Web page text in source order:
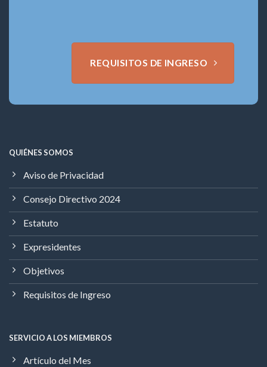
REQUISITOS DE INGRESO
QUIÉNES SOMOS
Aviso de Privacidad
Consejo Directivo 2024
Estatuto
Expresidentes
Objetivos
Requisitos de Ingreso
SERVICIO A LOS MIEMBROS
Artículo del Mes